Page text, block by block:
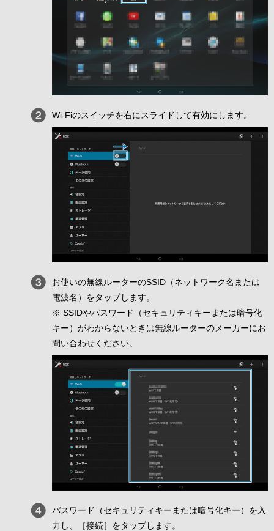
Wi-Fiのスイッチを右にスライドして有効にします。
お使いの無線ルーターのSSID（ネットワーク名または
電波名）をタップします。
※ SSIDやパスワード（セキュリティキーまたは暗号化
キー）がわからないときは無線ルーターのメーカーにお
問い合わせください。
パスワード（セキュリティキーまたは暗号化キー）を入
力し、［接続］をタップします。